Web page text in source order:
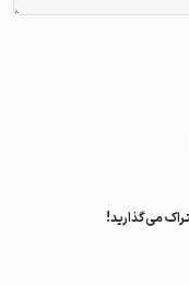
می‌گذارید!